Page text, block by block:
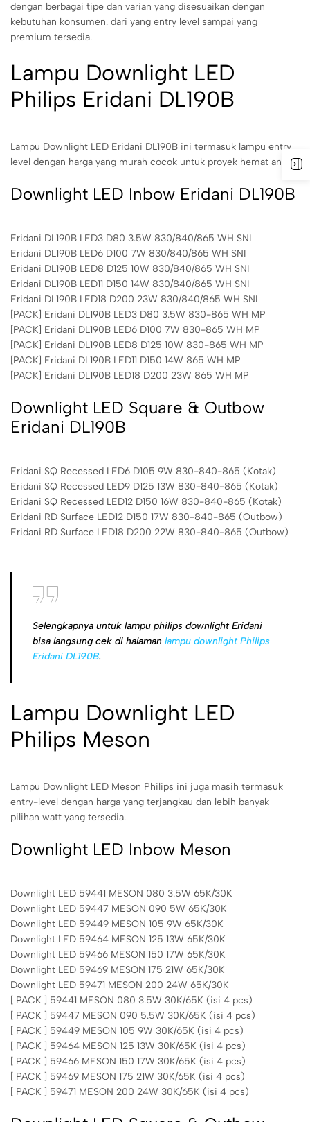
dengan berbagai tipe dan varian yang disesuaikan dengan
kebutuhan konsumen. dari yang entry level sampai yang
premium tersedia.
Lampu Downlight LED
Philips Eridani DL190B
Lampu Downlight LED Eridani DL190B ini termasuk lampu entry
level dengan harga yang murah cocok untuk proyek hemat anda.
Downlight LED Inbow Eridani DL190B
Eridani DL190B LED3 D80 3.5W 830/840/865 WH SNI
Eridani DL190B LED6 D100 7W 830/840/865 WH SNI
Eridani DL190B LED8 D125 10W 830/840/865 WH SNI
Eridani DL190B LED11 D150 14W 830/840/865 WH SNI
Eridani DL190B LED18 D200 23W 830/840/865 WH SNI
[PACK] Eridani DL190B LED3 D80 3.5W 830-865 WH MP
[PACK] Eridani DL190B LED6 D100 7W 830-865 WH MP
[PACK] Eridani DL190B LED8 D125 10W 830-865 WH MP
[PACK] Eridani DL190B LED11 D150 14W 865 WH MP
[PACK] Eridani DL190B LED18 D200 23W 865 WH MP
Downlight LED Square & Outbow
Eridani DL190B
Eridani SQ Recessed LED6 D105 9W 830-840-865 (Kotak)
Eridani SQ Recessed LED9 D125 13W 830-840-865 (Kotak)
Eridani SQ Recessed LED12 D150 16W 830-840-865 (Kotak)
Eridani RD Surface LED12 D150 17W 830-840-865 (Outbow)
Eridani RD Surface LED18 D200 22W 830-840-865 (Outbow)
Selengkapnya untuk lampu philips downlight Eridani
bisa langsung cek di halaman lampu downlight Philips
Eridani DL190B.
Lampu Downlight LED
Philips Meson
Lampu Downlight LED Meson Philips ini juga masih termasuk
entry-level dengan harga yang terjangkau dan lebih banyak
pilihan watt yang tersedia.
Downlight LED Inbow Meson
Downlight LED 59441 MESON 080 3.5W 65K/30K
Downlight LED 59447 MESON 090 5W 65K/30K
Downlight LED 59449 MESON 105 9W 65K/30K
Downlight LED 59464 MESON 125 13W 65K/30K
Downlight LED 59466 MESON 150 17W 65K/30K
Downlight LED 59469 MESON 175 21W 65K/30K
Downlight LED 59471 MESON 200 24W 65K/30K
[ PACK ] 59441 MESON 080 3.5W 30K/65K (isi 4 pcs)
[ PACK ] 59447 MESON 090 5.5W 30K/65K (isi 4 pcs)
[ PACK ] 59449 MESON 105 9W 30K/65K (isi 4 pcs)
[ PACK ] 59464 MESON 125 13W 30K/65K (isi 4 pcs)
[ PACK ] 59466 MESON 150 17W 30K/65K (isi 4 pcs)
[ PACK ] 59469 MESON 175 21W 30K/65K (isi 4 pcs)
[ PACK ] 59471 MESON 200 24W 30K/65K (isi 4 pcs)